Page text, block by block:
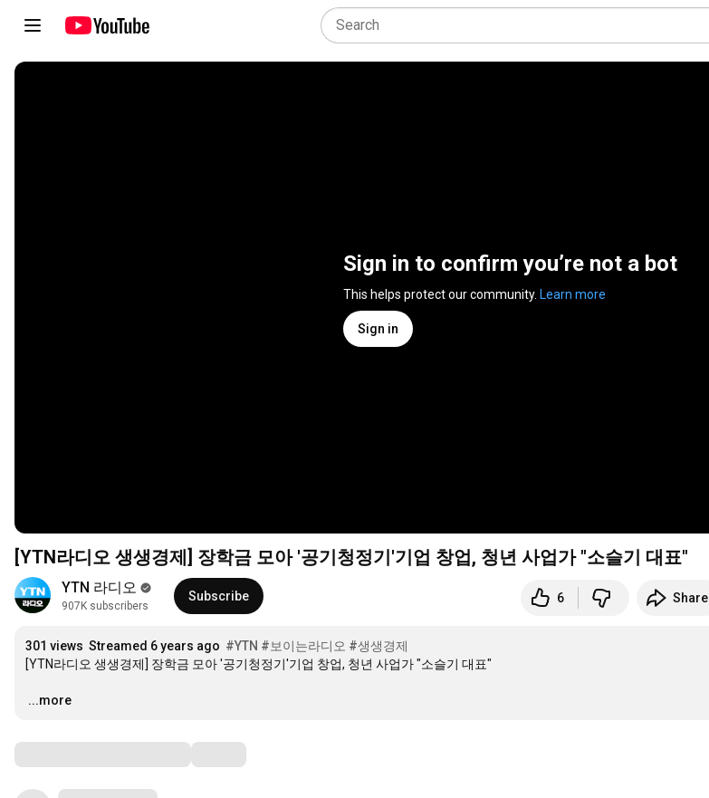
Sign in to confirm you’re not a bot
This helps protect our community. Learn more
Sign in
[YTN라디오 생생경제] 장학금 모아 '공기청정기'기업 창업, 청년 사업가 "소슬기 대표"
YTN 라디오
907K subscribers
Subscribe 6 Share
301 views Streamed 6 years ago #YTN #보이는라디오 #생생경제
[YTN라디오 생생경제] 장학금 모아 '공기청정기'기업 창업, 청년 사업가 "소슬기 대표"
…
...more